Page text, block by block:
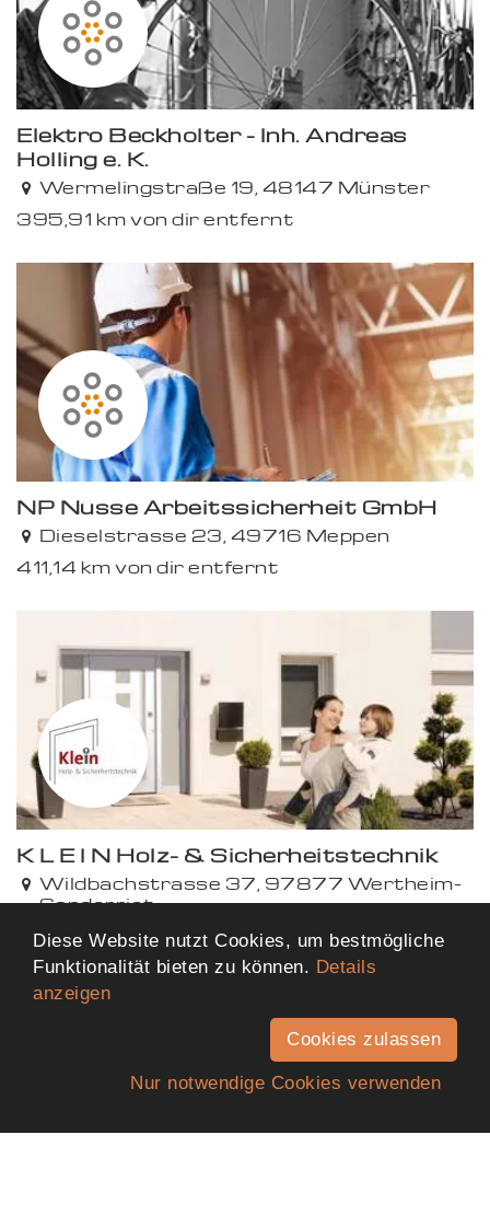
Premium
Elektro Beckhölter - Inh. Andreas
Holling e. K.
Wermelingstraße 19, 48147 Münster
395,91 km von dir entfernt
Premium
NP Nüsse Arbeitssicherheit GmbH
Dieselstrasse 23, 49716 Meppen
411,14 km von dir entfernt
Premium
K L E I N Holz- & Sicherheitstechnik
Wildbachstrasse 37, 97877 Wertheim-
Sonderriet
415,06 km von dir entfernt
Diese Website nutzt Cookies, um bestmögliche
Funktionalität bieten zu können. Details
anzeigen
Cookies zulassen
Nur notwendige Cookies verwenden